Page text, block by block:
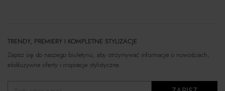
TRENDY, PREMIERY I KOMPLETNE STYLIZACJE
Zapisz się do naszego biuletynu, aby otrzymywać informacje o nowościach,
ekskluzywne oferty i inspiracje stylistyczne.